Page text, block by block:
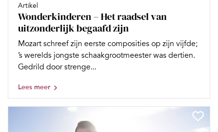
Artikel
Wonderkinderen – Het raadsel van
uitzonderlijk begaafd zijn
Mozart schreef zijn eerste composities op zijn vijfde;
’s werelds jongste schaakgrootmeester was dertien.
Gedrild door strenge...
Lees meer